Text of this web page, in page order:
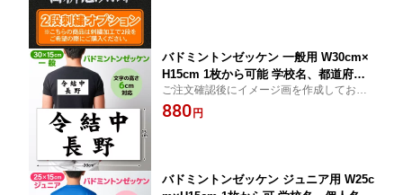
バドミントンゼッケン 一般用 W30cm×
H15cm 1枚から可能 学校名、都道府県
名など文字自由 書体選べる 文字の高さ6
cm ゲームシャツと同時購入ですぐ試合
ご注文確認後にイメージ画を作成してお送
りしますので、必ずご返信ください！
880円
バドミントンゼッケン ジュニア用 W25c